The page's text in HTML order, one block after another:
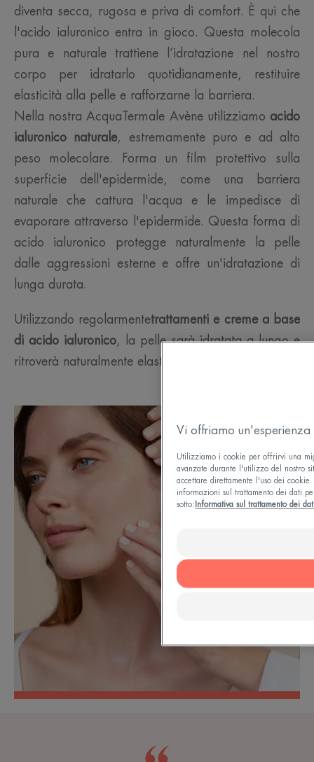
diventa secca, rugosa e priva di comfort. È qui che
l'acido ialuronico entra in gioco. Questa molecola
pura e naturale trattiene l’idratazione nel nostro
corpo per idratarlo quotidianamente, restituire
elasticità alla pelle e rafforzarne la barriera.
Nella nostra AcquaTermale Avène utilizziamo acido
ialuronico naturale, estremamente puro e ad alto
peso molecolare. Forma un film protettivo sulla
superficie dell'epidermide, come una barriera
naturale che cattura l'acqua e le impedisce di
evaporare attraverso l'epidermide. Questa forma di
acido ialuronico protegge naturalmente la pelle
dalle aggressioni esterne e offre un'idratazione di
lunga durata.
Utilizzando regolarmentetrattamenti e creme a base
di acido ialuronico, la pelle sarà idratata a lungo e
ritroverà naturalmente elasticità e morbidezza.
Vi offriamo
Utilizziamo i cookie per offrirvi una
avanzate durante l'utilizzo del nostro
accettare direttamente l'uso dei
informazioni sul trattamento dei dati
sotto: Informativa sul trattamento dei